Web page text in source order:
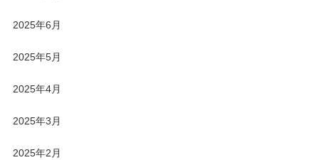
2025年6月
2025年5月
2025年4月
2025年3月
2025年2月